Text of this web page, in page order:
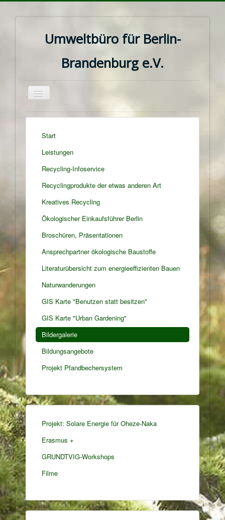
Umweltbüro für Berlin-
Brandenburg e.V.
Navigation
Start
Leistungen
Recycling-Infoservice
Recyclingprodukte der etwas anderen Art
Kreatives Recycling
Ökologischer Einkaufsführer Berlin
Broschüren, Präsentationen
Ansprechpartner ökologische Baustoffe
Literaturübersicht zum energieeffizienten Bauen
Naturwanderungen
GIS Karte "Benutzen statt besitzen"
GIS Karte "Urban Gardening"
Bildergalerie
Bildungsangebote
Projekt Pfandbechersystem
Projekt: Solare Energie für Oheze-Naka
Erasmus +
GRUNDTVIG-Workshops
Filme